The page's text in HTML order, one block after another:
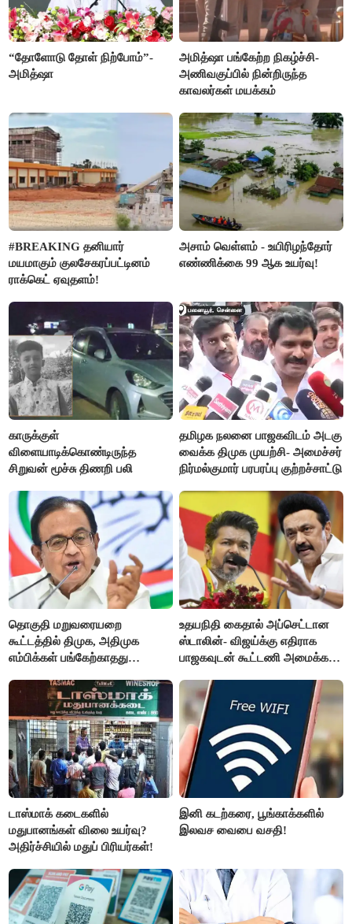
“தோளோடு தோள் நிற்போம்”-
அமித்ஷா
அமித்ஷா பங்கேற்ற நிகழ்ச்சி-
அணிவகுப்பில் நின்றிருந்த
காவலர்கள் மயக்கம்
#BREAKING தனியார்
மயமாகும் குலசேகரப்பட்டினம்
ராக்கெட் ஏவுதளம்!
அசாம் வெள்ளம் - உயிரிழந்தோர்
எண்ணிக்கை 99 ஆக உயர்வு!
காருக்குள்
விளையாடிக்கொண்டிருந்த
சிறுவன் மூச்சு திணறி பலி
தமிழக நலனை பாஜகவிடம் அடகு
வைக்க திமுக முயற்சி- அமைச்சர்
நிர்மல்குமார் பரபரப்பு குற்றச்சாட்டு
தொகுதி மறுவரையறை
கூட்டத்தில் திமுக, அதிமுக
எம்பிக்கள் பங்கேற்காதது
உதயநிதி கைதால் அப்செட்டான
ஸ்டாலின்- விஜய்க்கு எதிராக
பாஜகவுடன் கூட்டணி அமைக்க
டாஸ்மாக் கடைகளில்
மதுபானங்கள் விலை உயர்வு?
அதிர்ச்சியில் மதுப் பிரியர்கள்!
இனி கடற்கரை, பூங்காக்களில்
இலவச வைபை வசதி!